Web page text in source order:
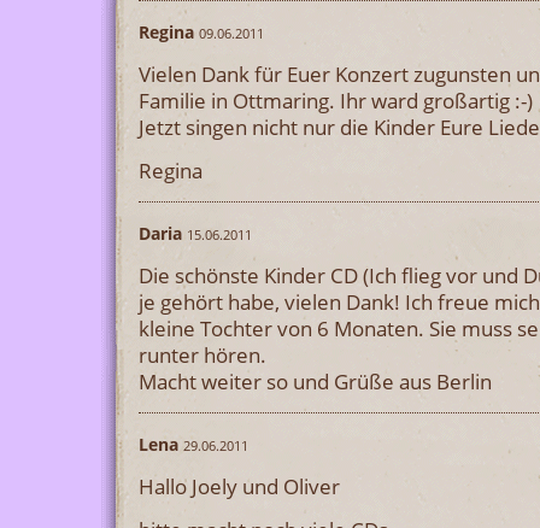
Regina 09.06.2011
Vielen Dank für Euer Konzert zugunsten
Familie in Ottmaring. Ihr ward großartig :-)
Jetzt singen nicht nur die Kinder Eure
Regina
Daria 15.06.2011
Die schönste Kinder CD (Ich flieg vor und
je gehört habe, vielen Dank! Ich freue
kleine Tochter von 6 Monaten. Sie muss
runter hören.
Macht weiter so und Grüße aus Berlin
Lena 29.06.2011
Hallo Joely und Oliver